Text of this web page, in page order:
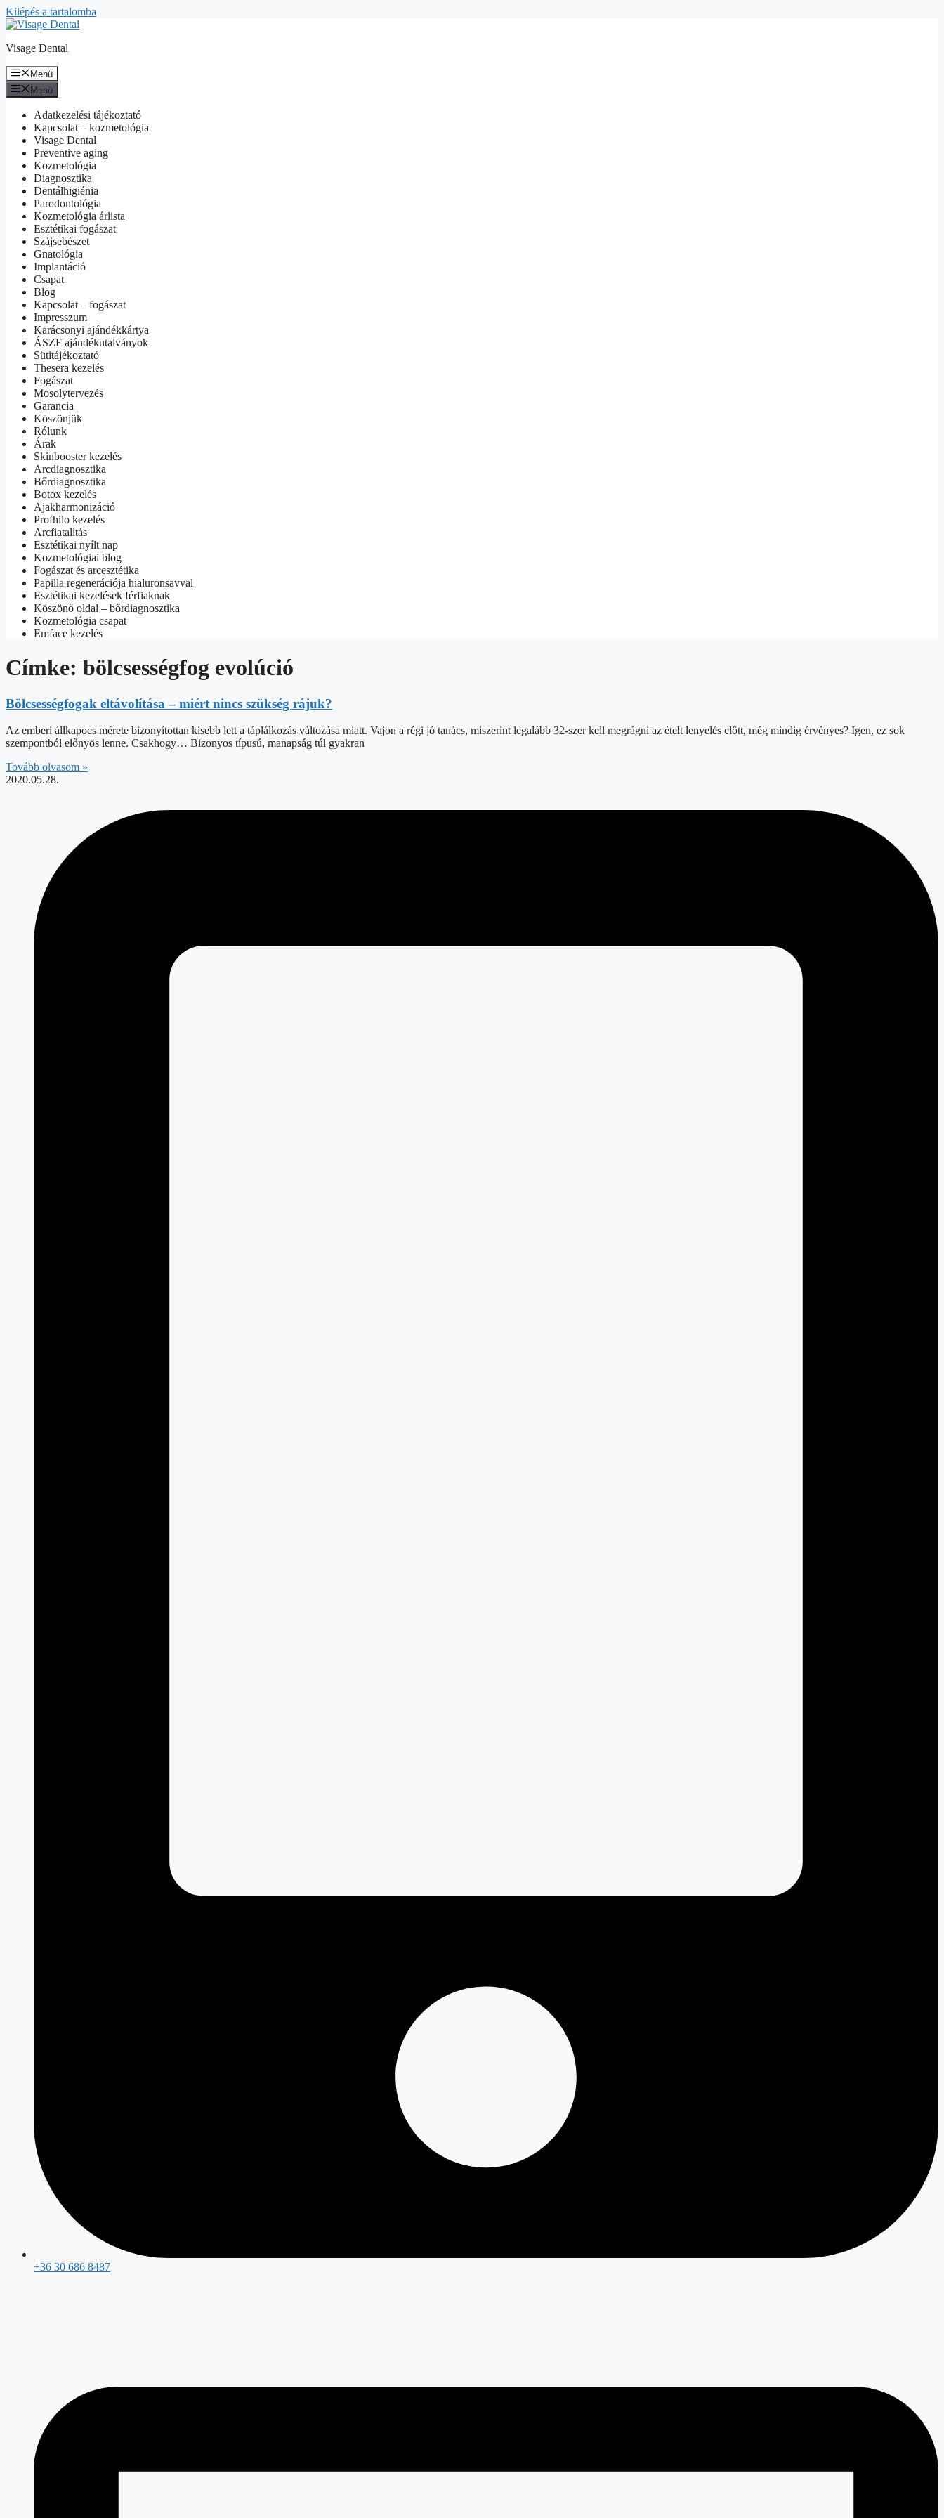
Kilépés a tartalomba
Visage Dental
Menü
Menü
Adatkezelési tájékoztató
Kapcsolat – kozmetológia
Visage Dental
Preventive aging
Kozmetológia
Diagnosztika
Dentálhigiénia
Parodontológia
Kozmetológia árlista
Esztétikai fogászat
Szájsebészet
Gnatológia
Implantáció
Csapat
Blog
Kapcsolat – fogászat
Impresszum
Karácsonyi ajándékkártya
ÁSZF ajándékutalványok
Sütitájékoztató
Thesera kezelés
Fogászat
Mosolytervezés
Garancia
Köszönjük
Rólunk
Árak
Skinbooster kezelés
Arcdiagnosztika
Bőrdiagnosztika
Botox kezelés
Ajakharmonizáció
Profhilo kezelés
Arcfiatalítás
Esztétikai nyílt nap
Kozmetológiai blog
Fogászat és arcesztétika
Papilla regenerációja hialuronsavval
Esztétikai kezelések férfiaknak
Köszönő oldal – bőrdiagnosztika
Kozmetológia csapat
Emface kezelés
Címke: bölcsességfog evolúció
Bölcsességfogak eltávolítása – miért nincs szükség rájuk?
Az emberi állkapocs mérete bizonyítottan kisebb lett a táplálkozás változása miatt. Vajon a régi jó tanács, miszerint legalább 32-szer kell megrágni az ételt lenyelés előtt, még mindig érvényes? Igen, ez sok
szempontból előnyös lenne. Csakhogy… Bizonyos típusú, manapság túl gyakran
Tovább olvasom »
2020.05.28.
+36 30 686 8487